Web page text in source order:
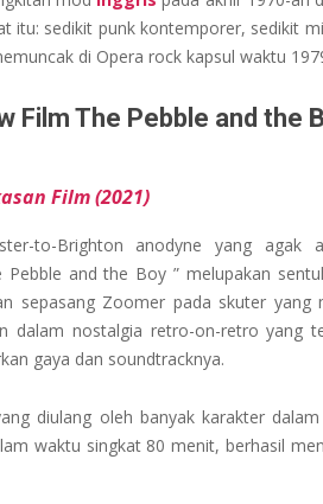
itu: sedikit punk kontemporer, sedikit
di Opera rock kapsul waktu
Film The Pebble and the
Film (2021)
to-Brighton anodyne yang agak
and the Boy ” melupakan
sepasang Zoomer pada skuter yang
dalam nostalgia retro-on-retro yang
gaya dan soundtracknya.
diulang oleh banyak karakter
waktu singkat 80 menit, berhasil